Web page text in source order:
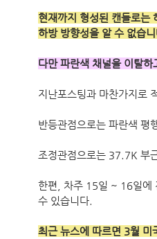
현재까지 형성된 캔들로는
하방 방향성을 알 수 없습
다만 파란색 채널을 이탈
지난포스팅과 마찬가지로
반등관점으로는 파란색 평
조정관점으로는 37.7K 부
한편, 차주 15일 ~ 16일에
수 있습니다.
최근 뉴스에 따르면 3월 미